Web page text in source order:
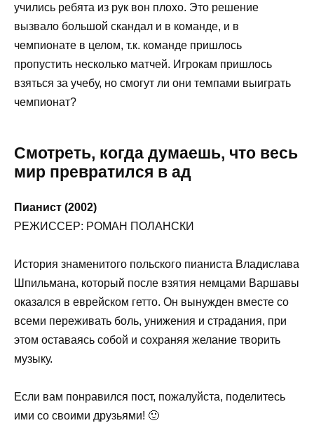
учились ребята из рук вон плохо. Это решение
вызвало большой скандал и в команде, и в
чемпионате в целом, т.к. команде пришлось
пропустить несколько матчей. Игрокам пришлось
взяться за учебу, но смогут ли они темпами выиграть
чемпионат?
Смотреть, когда думаешь, что весь
мир превратился в ад
Пианист (2002)
РЕЖИССЕР: РОМАН ПОЛАНСКИ
История знаменитого польского пианиста Владислава
Шпильмана, который после взятия немцами Варшавы
оказался в еврейском гетто. Он вынужден вместе со
всеми переживать боль, унижения и страдания, при
этом оставаясь собой и сохраняя желание творить
музыку.
Если вам понравился пост, пожалуйста, поделитесь
ими со своими друзьями! 🙂